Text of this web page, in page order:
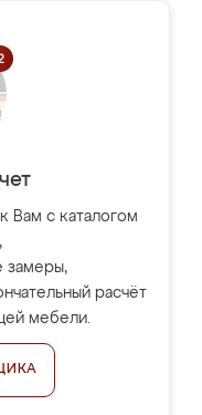
Вам с каталогом
замеры,
расчёт
мебели.